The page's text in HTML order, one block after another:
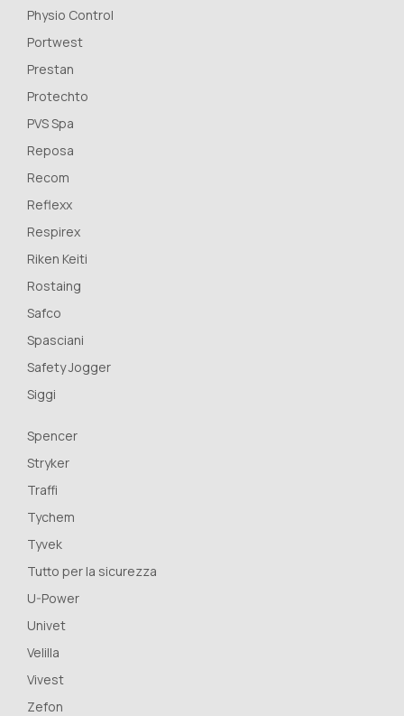
Physio Control
Portwest
Prestan
Protechto
PVS Spa
Reposa
Recom
Reflexx
Respirex
Riken Keiti
Rostaing
Safco
Spasciani
Safety Jogger
Siggi
Spencer
Stryker
Traffi
Tychem
Tyvek
Tutto per la sicurezza
U-Power
Univet
Velilla
Vivest
Zefon